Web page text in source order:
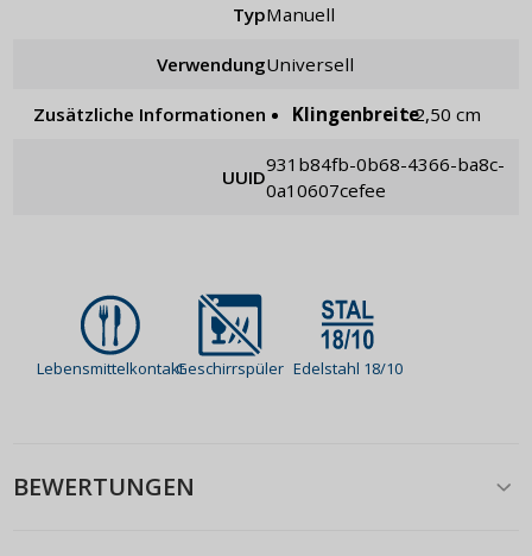
Typ manuell
Verwendung universell
Zusätzliche Informationen Klingenbreite: 2,50 cm
UUID
931b84fb-0b68-4366-ba8c-
0a10607cefee
LebensmittelkontaktGeschirrspüler Edelstahl 18/10
BEWERTUNGEN